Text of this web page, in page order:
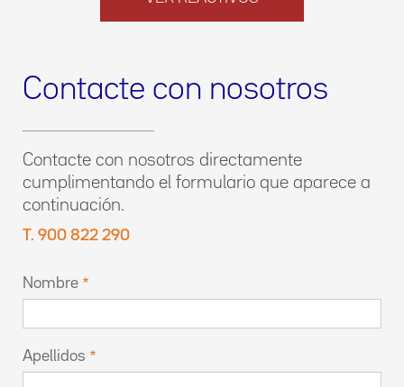
Contacte con nosotros
Contacte con nosotros directamente
cumplimentando el formulario que aparece a
continuación.
T. 900 822 290
Nombre
Apellidos